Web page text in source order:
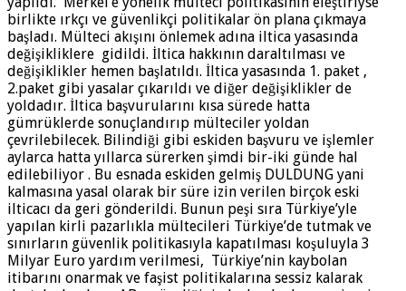
birlikte ırkçı ve güvenlikçi politikalar ön plana çıkmaya
başladı. Mülteci akışını önlemek adına iltica yasasında
değişikliklere gidildi. İltica hakkının daraltılması ve
değişiklikler hemen başlatıldı. İltica yasasında 1. paket ,
2.paket gibi yasalar çıkarıldı ve diğer değişiklikler de
yoldadır. İltica başvurularını kısa sürede hatta
gümrüklerde sonuçlandırıp mülteciler yoldan
çevrilebilecek. Bilindiği gibi eskiden başvuru ve işlemler
aylarca hatta yıllarca sürerken şimdi bir-iki günde hal
edilebiliyor . Bu esnada eskiden gelmiş DULDUNG yani
kalmasına yasal olarak bir süre izin verilen birçok eski
ilticacı da geri gönderildi. Bunun peşi sıra Türkiye’yle
yapılan kirli pazarlıkla mültecileri Türkiye’de tutmak ve
sınırların güvenlik politikasıyla kapatılması koşuluyla 3
Milyar Euro yardım verilmesi, Türkiye’nin kaybolan
itibarını onarmak ve faşist politikalarına sessiz kalarak